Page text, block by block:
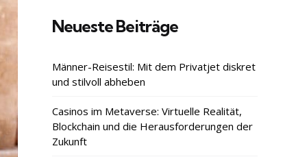
Neueste Beiträge
Männer-Reisestil: Mit dem Privatjet diskret
und stilvoll abheben
Casinos im Metaverse: Virtuelle Realität,
Blockchain und die Herausforderungen der
Zukunft